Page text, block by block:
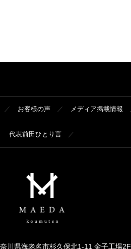
お客様の声 メディア掲載情報
代表前田ひとり言
川県海老名市杉久保北1-11 金子工場2F